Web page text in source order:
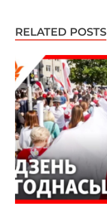
RELATED POSTS